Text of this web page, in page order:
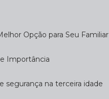
Opção para Seu Familiar
e Importância
segurança na terceira idade